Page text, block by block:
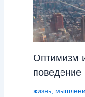
Оптимизм
поведение
жизнь,